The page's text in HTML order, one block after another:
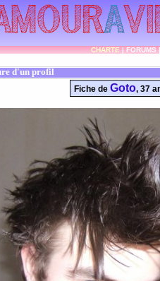
CHARTE|FORUMS
d'un profil
Fiche de Goto, 37